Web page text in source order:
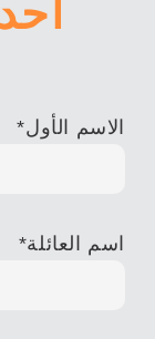
الاسم الأول*
اسم العائلة*